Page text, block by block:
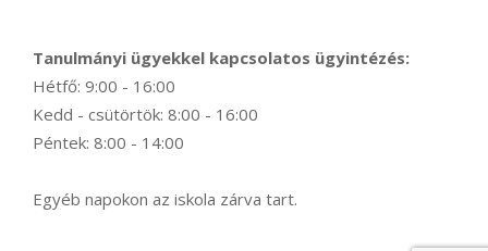
Tanulmányi ügyekkel kapcsolatos ügyintézés:
Hétfő: 9:00 - 16:00
Kedd - csütörtök: 8:00 - 16:00
Péntek: 8:00 - 14:00
Egyéb napokon az iskola zárva tart.